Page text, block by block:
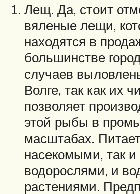
Лещ. Да, стоит
вяленые лещи,
находятся в
большинстве
случаев
Волге, так как их
позволяет
этой рыбы в
масштабах.
насекомыми, так и
водорослями, и
растениями.